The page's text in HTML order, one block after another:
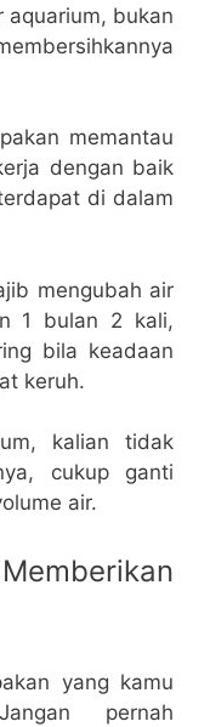
aquarium, bukan
memantau
dengan baik
di dalam
mengubah air
1 bulan 2 kali,
bila keadaan
keruh.
kalian tidak
cukup ganti
air.
yang kamu
pernah